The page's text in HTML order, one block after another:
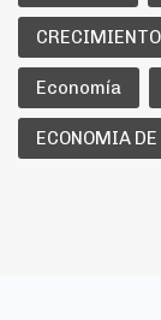
Economía
ECONOMIA